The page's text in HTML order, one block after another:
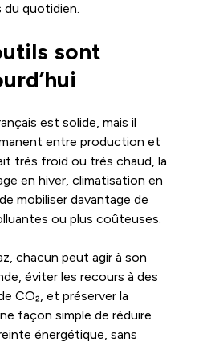
du quotidien.
sont
est solide, mais il
entre production et
très froid ou très chaud, la
en hiver, climatisation en
mobiliser davantage de
ou plus coûteuses.
chacun peut agir à son
éviter les recours à des
CO₂, et préserver la
façon simple de réduire
énergétique, sans